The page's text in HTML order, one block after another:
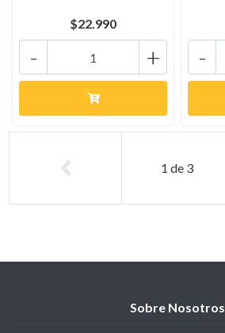
$22.990
+
- -
1 de 3
Sobre Nosotros